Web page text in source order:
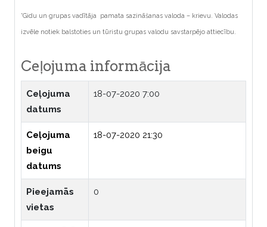
*Gidu un grupas vadītāja pamata sazināšanas valoda – krievu. Valodas
izvēle notiek balstoties un tūristu grupas valodu savstarpējo attiecību.
Ceļojuma informācija
Ceļojuma
datums
18-07-2020 7:00
Ceļojuma
beigu
datums
18-07-2020 21:30
Pieejamās
vietas
0